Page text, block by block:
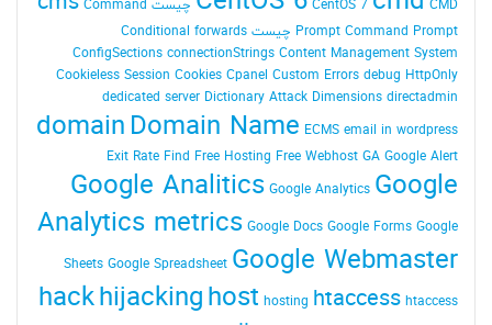
CentOS 7 CMD چیست
Command
Prompt Command Prompt چیست
Conditional forwards
ConfigSections connectionStrings Content Management System
Cookieless Session Cookies Cpanel Custom Errors debug HttpOnly
dedicated server Dictionary Attack Dimensions directadmin
domain Domain Name ECMS email in wordpress
Exit Rate Find Free Hosting Free Webhost GA Google Alert
Google Analitics Google Analytics Google
Analytics metrics Google Docs Google Forms Google
Sheets Google Spreadsheet Google Webmaster
hackhijackinghost hosting htaccess htaccess